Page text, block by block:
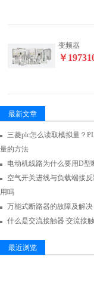
变频器
￥
最新文章
三菱plc怎么读取模拟量？
量的方法
电动机线路为什么要用D型
空气开关进线与负载端接
用吗
万能式断路器的故障及解决
什么是交流接触器 交流接
最近浏览